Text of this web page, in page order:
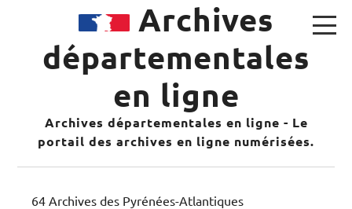
Archives
départementales
en ligne
Archives départementales en ligne - Le
portail des archives en ligne numérisées.
64 Archives des Pyrénées-Atlantiques